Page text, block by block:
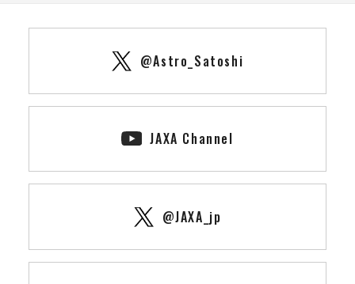
@Astro_Satoshi
JAXA Channel
@JAXA_jp